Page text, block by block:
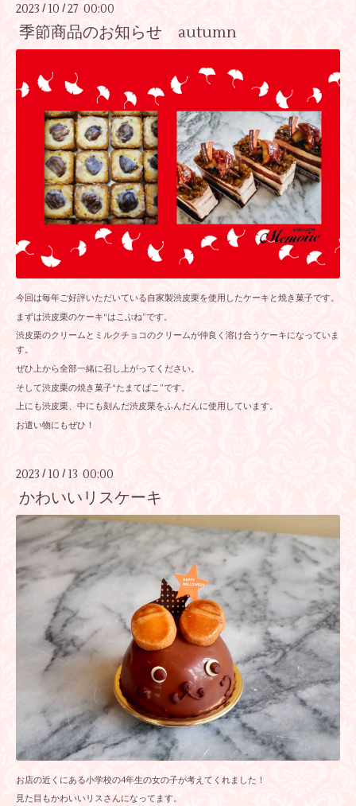
2023 / 10 /27 00:00
季節商品のお知らせ autumn
今回は毎年ご好評いただいている自家製渋皮栗を使用したケーキと焼き菓子です。
まずは渋皮栗のケーキ“はこぶね”です。
渋皮栗のクリームとミルクチョコのクリームが仲良く溶け合うケーキになっていま
す。
ぜひ上から全部一緒に召し上がってください。
そして渋皮栗の焼き菓子“たまてばこ”です。
上にも渋皮栗、中にも刻んだ渋皮栗をふんだんに使用しています。
お遣い物にもぜひ！
2023 / 10 / 13 00:00
かわいいリスケーキ
お店の近くにある小学校の4年生の女の子が考えてくれました！
見た目もかわいいリスさんになってます。